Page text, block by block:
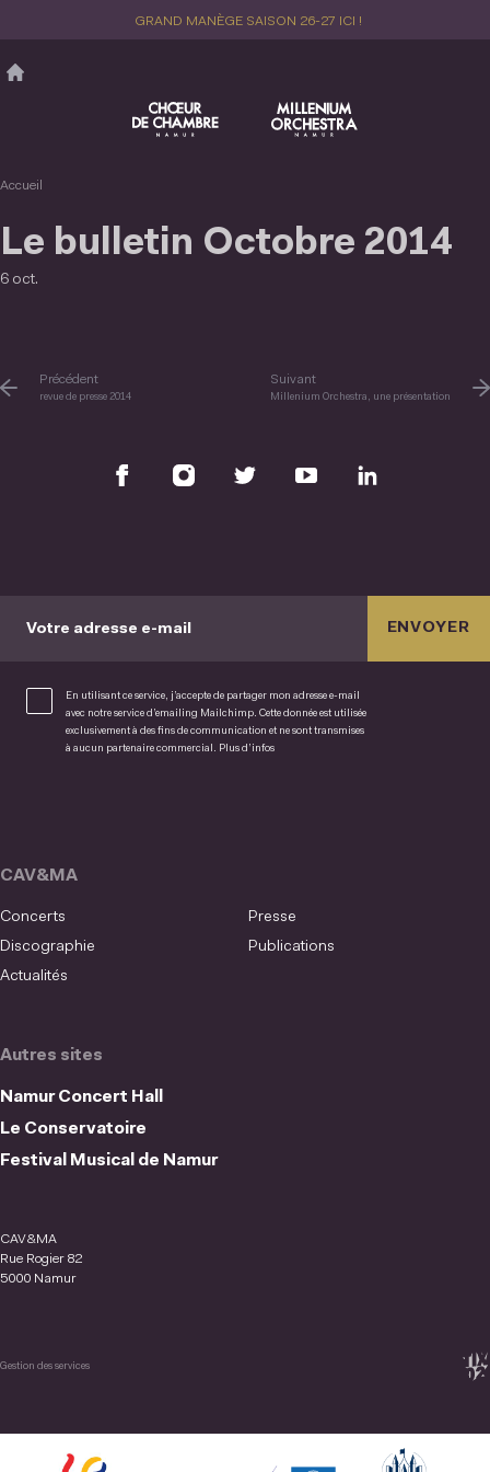
principal
GRAND MANÈGE SAISON 26-27 ICI !
Accueil
Le bulletin Octobre 2014
6 oct.
Précédent
revue de presse 2014
Suivant
Millenium Orchestra, une présentation
Votre adresse e-mail
En utilisant ce service, j’accepte de partager mon adresse e-mail
avec notre service d’emailing Mailchimp. Cette donnée est utilisée
exclusivement à des fins de communication et ne sont transmises
à aucun partenaire commercial. Plus d’infos
ENVOYER
Autres sites
Namur Concert Hall
Le Conservatoire
Festival Musical de Namur
CAV&MA
Concerts
Presse
Discographie
Publications
Actualités
CAV&MA
Rue Rogier 82
5000 Namur
Gestion des services